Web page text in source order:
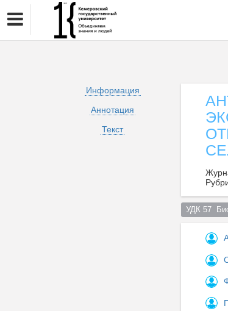
Информация
Аннотация
Текст
УДК 57